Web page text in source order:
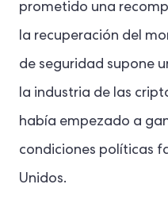
prometido una
la recuperación del
de seguridad supone
la industria de las
había empezado a
condiciones políticas
Unidos.